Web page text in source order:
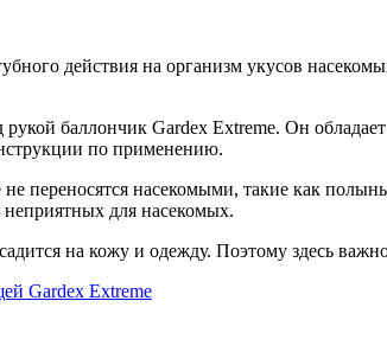
действия на организм укусов
рукой баллончик Gardex Extreme. Он
по применению.
переносятся насекомыми, такие как
для насекомых.
на кожу и одежду. Поэтому здесь
Gardex Extreme